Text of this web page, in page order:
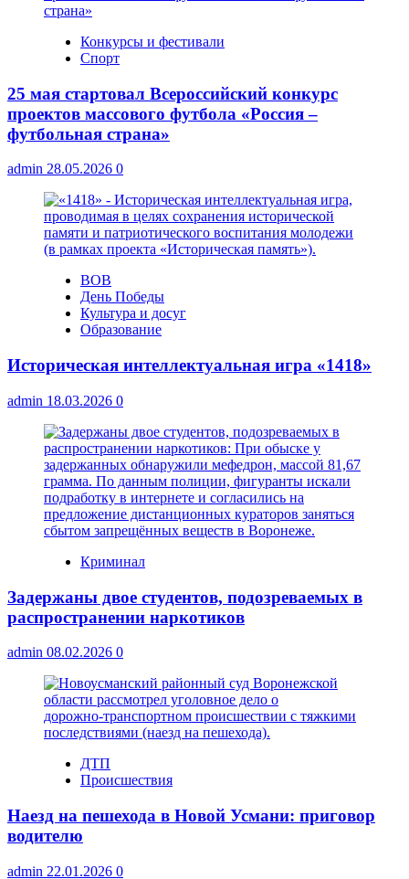
Конкурсы и фестивали
Спорт
25 мая стартовал Всероссийский конкурс
проектов массового футбола «Россия –
футбольная страна»
admin 28.05.2026 0
ВОВ
День Победы
Культура и досуг
Образование
Историческая интеллектуальная игра «1418»
admin 18.03.2026 0
Криминал
Задержаны двое студентов, подозреваемых в
распространении наркотиков
admin 08.02.2026 0
ДТП
Происшествия
Наезд на пешехода в Новой Усмани: приговор
водителю
admin 22.01.2026 0